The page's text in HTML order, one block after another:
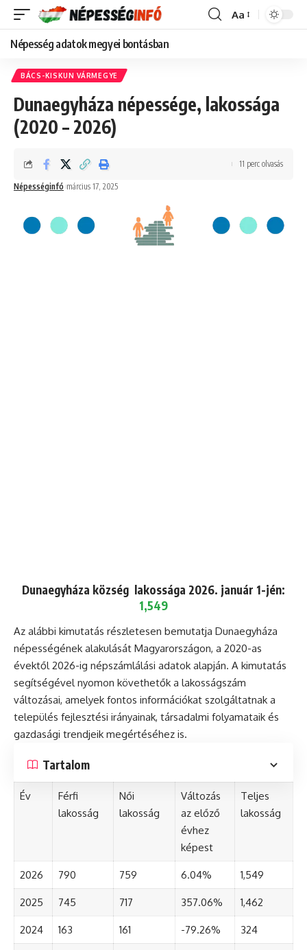
Font
Aa
Népesség adatok megyei bontásban
BÁCS-KISKUN VÁRMEGYE
Dunaegyháza népessége, lakossága
(2020 – 2026)
Népességinfó március 17, 2025
11 perc olvasás
Dunaegyháza község lakossága 2026. január 1-jén:
1,549
Az alábbi kimutatás részletesen bemutatja Dunaegyháza
népességének alakulását Magyarországon, a 2020-as
évektől 2026-ig népszámlálási adatok alapján. A kimutatás
segítségével nyomon követhetők a lakosságszám
változásai, amelyek fontos információkat szolgáltatnak a
település fejlesztési irányainak, társadalmi folyamataik és
gazdasági trendjeik megértéséhez is.
Tartalom
Év
Férfi
lakosság
Női
lakosság
Változás
az előző
évhez
képest
Teljes
lakosság
2026 790 759 6.04% 1,549
2025 745 717 357.06% 1,462
2024 163 161 -79.26% 324